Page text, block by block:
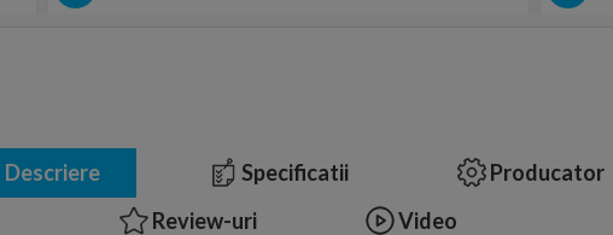
Descriere Specificatii
Producator
Review-uri
Video